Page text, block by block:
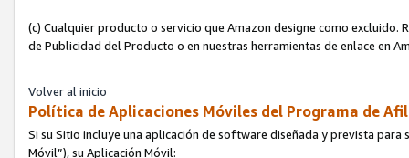
(c) Cualquier producto o servicio que Amazon designe como excluido.
de Publicidad del Producto o en nuestras herramientas de enlace en
Volver al inicio
Política de Aplicaciones Móviles del Programa de
Si su Sitio incluye una aplicación de software diseñada y prevista
Móvil”), su Aplicación Móvil: